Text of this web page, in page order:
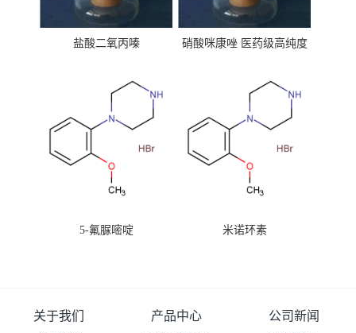
盐酸二氧丙嗪
硝酸咪康唑 医药级高纯度
5-氟脲嘧啶 米诺环素
关于我们 产品中心 公司新闻